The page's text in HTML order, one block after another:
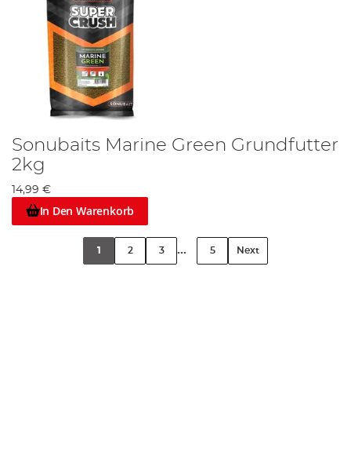
Sonubaits Marine Green Grundfutter
2kg
14,99 €
In Den Warenkorb
1 2 3 ... 5 Next